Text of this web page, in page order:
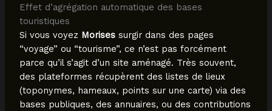
Effet d’agrégation automatique des bases
touristiques
Si vous voyez Morisessurgir dans des pages
“voyage” ou “tourisme”, ce n’est pas forcément
parce qu’il s’agit d’un site aménagé. Très souvent,
des plateformes récupèrent des listes de lieux
(toponymes, hameaux, points sur une carte) via des
bases publiques, des annuaires, ou des contributions